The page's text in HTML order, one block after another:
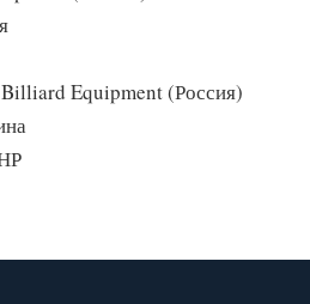
Equipment (Россия)